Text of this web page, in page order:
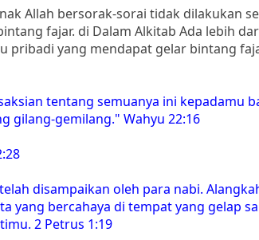
Allah bersorak-sorai tidak dilakukan
fajar. di Dalam Alkitab Ada lebih
yang mendapat gelar bintang
tentang semuanya ini kepadamu
gilang-gemilang." Wahyu 22:16
disampaikan oleh para nabi.
yang bercahaya di tempat yang gelap
2 Petrus 1:19